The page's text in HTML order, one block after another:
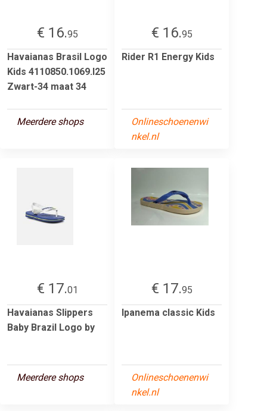
€ 16.95
Havaianas Brasil Logo
Kids 4110850.1069.I25
Zwart-34 maat 34
Meerdere shops
€ 16.95
Rider R1 Energy Kids
Onlineschoenenwi
nkel.nl
€ 17.01
Havaianas Slippers
Baby Brazil Logo by
Meerdere shops
€ 17.95
Ipanema classic Kids
Onlineschoenenwi
nkel.nl